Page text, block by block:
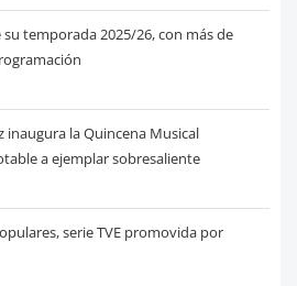
su temporada 2025/26, con más de
inaugura la Quincena Musical
a ejemplar sobresaliente
serie TVE promovida por